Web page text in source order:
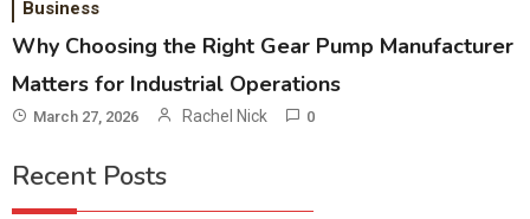
Business
Why Choosing the Right Gear Pump Manufacturer
Matters for Industrial Operations
March 27, 2026 Rachel Nick 0
Recent Posts